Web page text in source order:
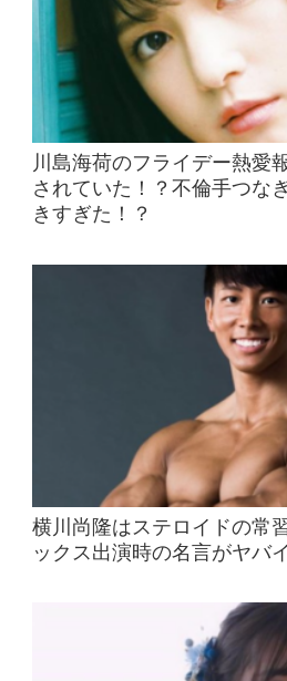
川島海荷のフライデー熱愛
されていた！？不倫手つな
きすぎた！？
横川尚隆はステロイドの常
ックス出演時の名言がヤバ